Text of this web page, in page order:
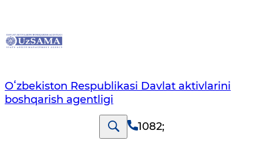
Oʻzbekiston Respublikasi Davlat aktivlarini
boshqarish agentligi
1082;